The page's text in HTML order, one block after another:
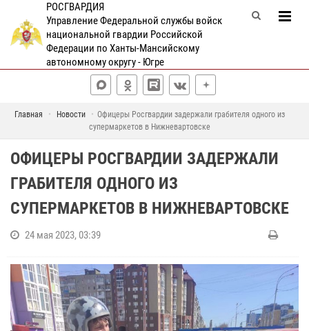
РОСГВАРДИЯ
Управление Федеральной службы войск
национальной гвардии Российской
Федерации по Ханты-Мансийскому
автономному округу - Югре
Главная Новости
Офицеры Росгвардии задержали грабителя одного из
супермаркетов в Нижневартовске
ОФИЦЕРЫ РОСГВАРДИИ ЗАДЕРЖАЛИ
ГРАБИТЕЛЯ ОДНОГО ИЗ
СУПЕРМАРКЕТОВ В НИЖНЕВАРТОВСКЕ
24 мая 2023, 03:39